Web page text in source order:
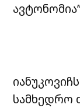
სამხედრო